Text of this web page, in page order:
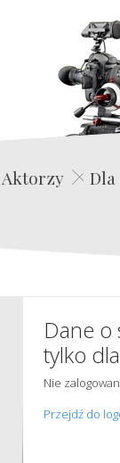
Aktorzy
Dane o
tylko
Nie
Przejdź do